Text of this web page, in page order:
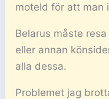
moteld för att man
Belarus måste
eller annan
alla dessa.
Problemet jag